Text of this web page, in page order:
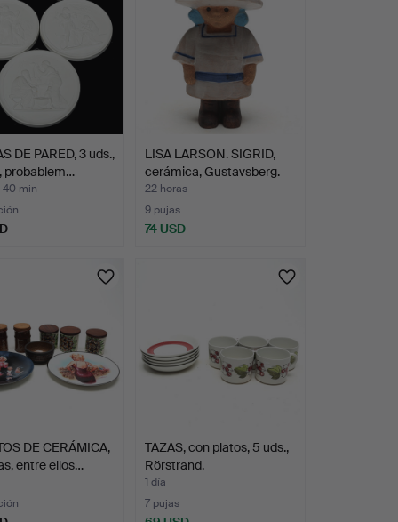
DE PARED, 3 uds.,
probablem…
40 min
LISA LARSON. SIGRID,
cerámica, Gustavsberg.
22 horas
9 pujas
74 USD
DE CERÁMICA,
entre ellos…
TAZAS, con platos, 5 uds.,
Rörstrand.
1 día
7 pujas